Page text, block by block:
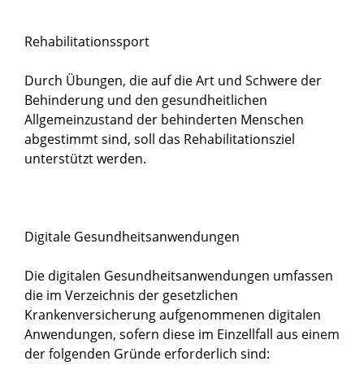
Rehabilitationssport
Durch Übungen, die auf die Art und Schwere der
Behinderung und den gesundheitlichen
Allgemeinzustand der behinderten Menschen
abgestimmt sind, soll das Rehabilitationsziel
unterstützt werden.
Digitale Gesundheitsanwendungen
Die digitalen Gesundheitsanwendungen umfassen
die im Verzeichnis der gesetzlichen
Krankenversicherung aufgenommenen digitalen
Anwendungen, sofern diese im Einzellfall aus einem
der folgenden Gründe erforderlich sind: